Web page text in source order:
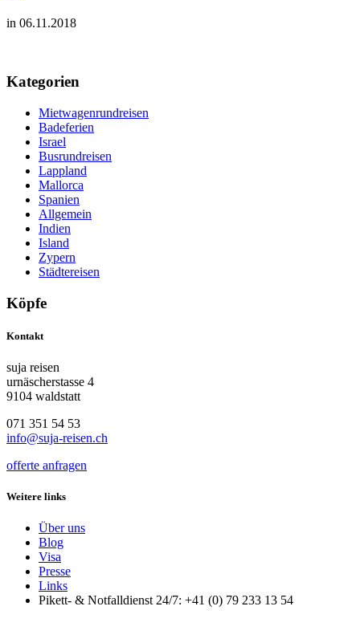
in 06.11.2018
Kategorien
Mietwagenrundreisen
Badeferien
Israel
Busrundreisen
Lappland
Mallorca
Spanien
Allgemein
Indien
Island
Zypern
Städtereisen
Köpfe
Kontakt
suja reisen
urnäscherstasse 4
9104 waldstatt
071 351 54 53
info@suja-reisen.ch
offerte anfragen
Weitere links
Über uns
Blog
Visa
Presse
Links
Pikett- & Notfalldienst 24/7: +41 (0) 79 233 13 54